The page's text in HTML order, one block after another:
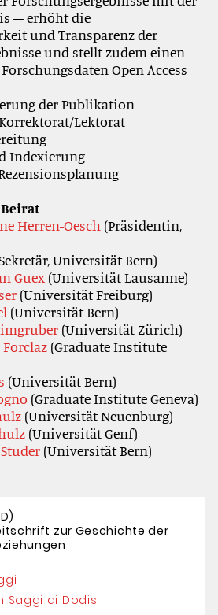
– erhöht die
und Transparenz der
und stellt zudem einen
Open Access
der Publikation
Lektorat
Indexierung
Herren-Oesch (Präsidentin,
Universität Bern)
Guex (Universität Lausanne)
(Universität Freiburg)
(Universität Bern)
(Universität Zürich)
(Graduate Institute
(Universität Bern)
(Graduate Institute Geneva)
(Universität Neuenburg)
(Universität Genf)
(Universität Bern)
zur Geschichte der
Saggi di Dodis